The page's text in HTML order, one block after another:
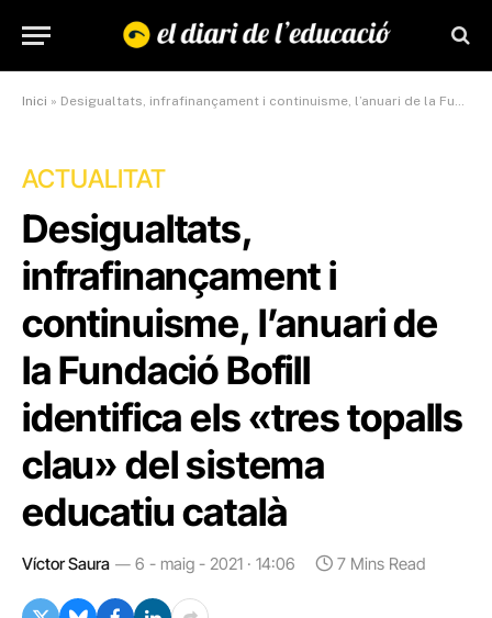
Inici » Desigualtats, infrafinançament i continuisme, l’anuari de la Fundació Bofill identifica els “tres topalls clau” del sistema educatiu català
ACTUALITAT
Desigualtats,
infrafinançament i
continuisme, l’anuari de
la Fundació Bofill
identifica els «tres topalls
clau» del sistema
educatiu català
Víctor Saura 6 - maig - 2021 · 14:06 7 Mins Read